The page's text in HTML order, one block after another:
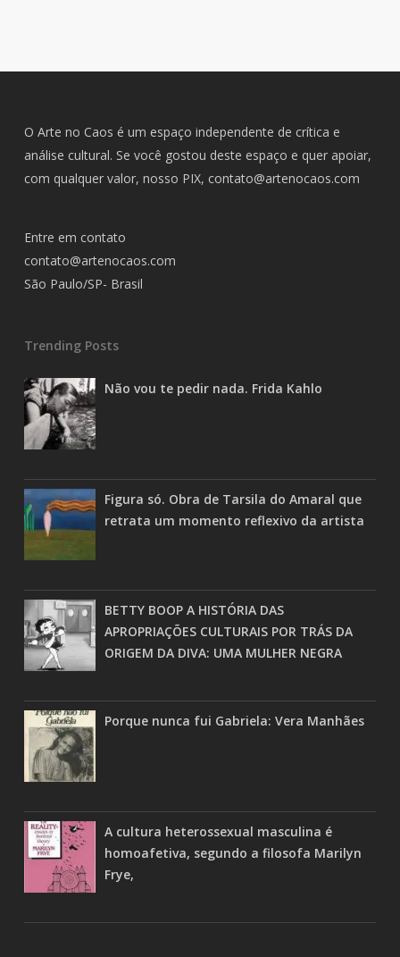
O Arte no Caos é um espaço independente de crítica e
análise cultural. Se você gostou deste espaço e quer apoiar,
com qualquer valor, nosso PIX, contato@artenocaos.com
Entre em contato
contato@artenocaos.com
São Paulo/SP- Brasil
Trending Posts
Não vou te pedir nada. Frida Kahlo
Figura só. Obra de Tarsila do Amaral que
retrata um momento reflexivo da artista
BETTY BOOP A HISTÓRIA DAS
APROPRIAÇÕES CULTURAIS POR TRÁS DA
ORIGEM DA DIVA: UMA MULHER NEGRA
Porque nunca fui Gabriela: Vera Manhães
A cultura heterossexual masculina é
homoafetiva, segundo a filosofa Marilyn
Frye,